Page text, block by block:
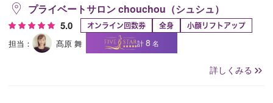
プライベートサロン chouchou（シュシュ）
5.0 オンライン回数券 全身 小顔リフトアップ
担当： 髙原 舞 計 8 名
詳しくみる